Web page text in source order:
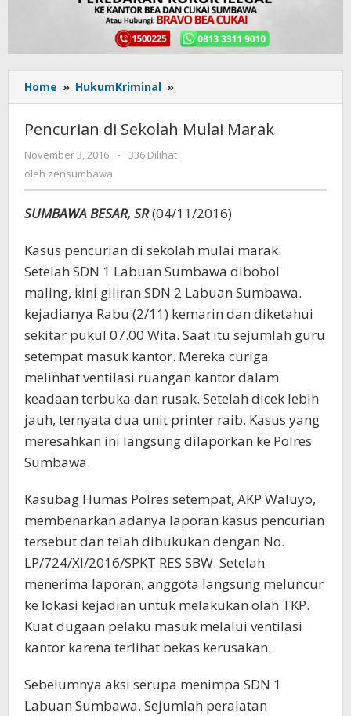
Home » HukumKriminal »
di
Sekolah
Mulai
Marak
Pencurian di Sekolah Mulai Marak
November 3, 2016
oleh
-
336 Dilihat
oleh zensumbawa
SUMBAWA BESAR, SR(04/11/2016)
Kasus pencurian di sekolah mulai marak.
Setelah SDN 1 Labuan Sumbawa dibobol
maling, kini giliran SDN 2 Labuan Sumbawa.
kejadianya Rabu (2/11) kemarin dan diketahui
sekitar pukul 07.00 Wita. Saat itu sejumlah guru
setempat masuk kantor. Mereka curiga
melinhat ventilasi ruangan kantor dalam
keadaan terbuka dan rusak. Setelah dicek lebih
jauh, ternyata dua unit printer raib. Kasus yang
meresahkan ini langsung dilaporkan ke Polres
Sumbawa.
Kasubag Humas Polres setempat, AKP Waluyo,
membenarkan adanya laporan kasus pencurian
tersebut dan telah dibukukan dengan No.
LP/724/XI/2016/SPKT RES SBW. Setelah
menerima laporan, anggota langsung meluncur
ke lokasi kejadian untuk melakukan olah TKP.
Kuat dugaan pelaku masuk melalui ventilasi
kantor karena terlihat bekas kerusakan.
Sebelumnya aksi serupa menimpa SDN 1
Labuan Sumbawa. Sejumlah peralatan